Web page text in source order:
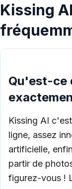
Kissing
Qu'est-ce
Kissing AI
ligne, assez
artificielle,
partir de
figurez-vous !